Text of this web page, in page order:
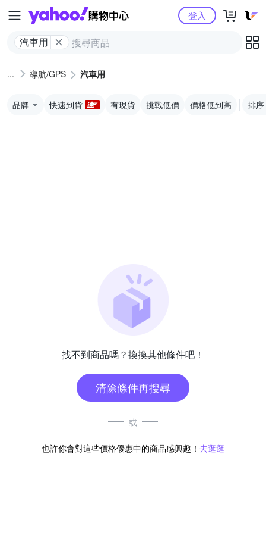
Yahoo購物中心
汽車用
登入
導航/GPS 汽車用
品牌 快速到貨 有現貨 挑戰低價 價格低到高 排序
找不到商品嗎？換換其他條件吧！
清除條件再搜尋
或
也許你會對這些價格優惠中的商品感興趣！ 去逛逛